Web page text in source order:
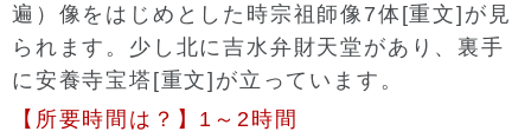
遍）像をはじめとした時宗祖師像7体[重文]が見
られます。少し北に吉水弁財天堂があり、裏手
に安養寺宝塔[重文]が立っています。
【所要時間は？】1～2時間